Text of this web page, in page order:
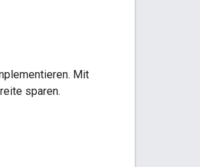
Mit
sparen.